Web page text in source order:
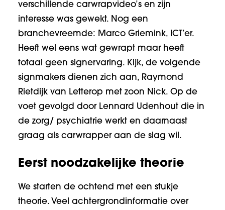
verschillende carwrapvideo’s en zijn
interesse was gewekt. Nog een
branchevreemde: Marco Griemink, ICT’er.
Heeft wel eens wat gewrapt maar heeft
totaal geen signervaring. Kijk, de volgende
signmakers dienen zich aan, Raymond
Rietdijk van Letterop met zoon Nick. Op de
voet gevolgd door Lennard Udenhout die in
de zorg/ psychiatrie werkt en daarnaast
graag als carwrapper aan de slag wil.
Eerst noodzakelijke theorie
We starten de ochtend met een stukje
theorie. Veel achtergrondinformatie over